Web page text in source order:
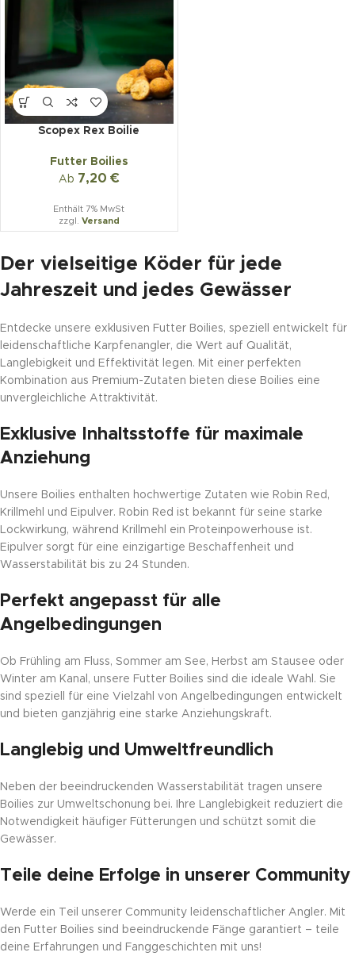
Scopex Rex Boilie
Futter Boilies
Ab 7,20 €
Enthält 7% MwSt
zzgl. Versand
Der vielseitige Köder für jede
Jahreszeit und jedes Gewässer
Entdecke unsere exklusiven Futter Boilies, speziell entwickelt für
leidenschaftliche Karpfenangler, die Wert auf Qualität,
Langlebigkeit und Effektivität legen. Mit einer perfekten
Kombination aus Premium-Zutaten bieten diese Boilies eine
unvergleichliche Attraktivität.
Exklusive Inhaltsstoffe für maximale
Anziehung
Unsere Boilies enthalten hochwertige Zutaten wie Robin Red,
Krillmehl und Eipulver. Robin Red ist bekannt für seine starke
Lockwirkung, während Krillmehl ein Proteinpowerhouse ist.
Eipulver sorgt für eine einzigartige Beschaffenheit und
Wasserstabilität bis zu 24 Stunden.
Perfekt angepasst für alle
Angelbedingungen
Ob Frühling am Fluss, Sommer am See, Herbst am Stausee oder
Winter am Kanal, unsere Futter Boilies sind die ideale Wahl. Sie
sind speziell für eine Vielzahl von Angelbedingungen entwickelt
und bieten ganzjährig eine starke Anziehungskraft.
Langlebig und Umweltfreundlich
Neben der beeindruckenden Wasserstabilität tragen unsere
Boilies zur Umweltschonung bei. Ihre Langlebigkeit reduziert die
Notwendigkeit häufiger Fütterungen und schützt somit die
Gewässer.
Teile deine Erfolge in unserer Community
Werde ein Teil unserer Community leidenschaftlicher Angler. Mit
den Futter Boilies sind beeindruckende Fänge garantiert – teile
deine Erfahrungen und Fanggeschichten mit uns!